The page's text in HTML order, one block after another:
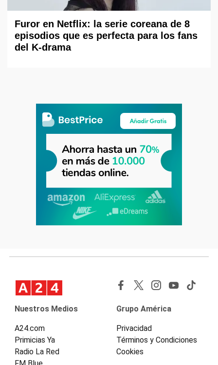
Furor en Netflix: la serie coreana de 8
episodios que es perfecta para los fans
del K-drama
Nuestros Medios
A24.com
Primicias Ya
Radio La Red
FM Blue
Grupo América
Privacidad
Términos y Condiciones
Cookies